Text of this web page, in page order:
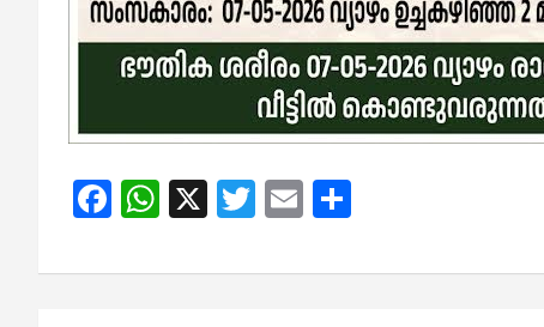
F
ce
W
at
X
T
tt
E
ail ar